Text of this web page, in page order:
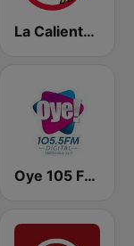
La Caliente 97.7 FM | San Luis Potosí
Oye 105 FM Digital